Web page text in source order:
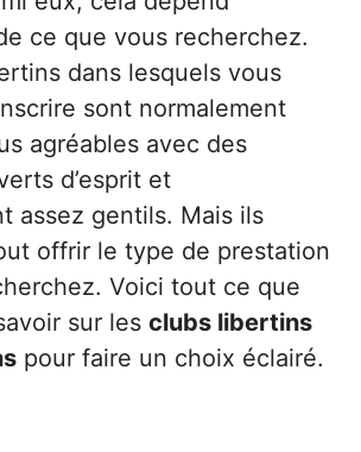
ce que vous recherchez.
dans lesquels vous
sont normalement
agréables avec des
d’esprit et
assez gentils. Mais ils
offrir le type de prestation
Voici tout ce que
sur les clubs libertins
pour faire un choix éclairé.